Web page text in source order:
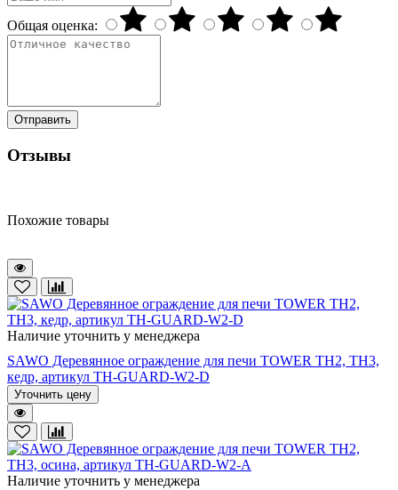
Общая оценка:
Отправить
Отзывы
Похожие товары
Наличие уточнить у менеджера
SAWO Деревянное ограждение для печи TOWER TH2, TH3,
кедр, артикул TH-GUARD-W2-D
Уточнить цену
Наличие уточнить у менеджера